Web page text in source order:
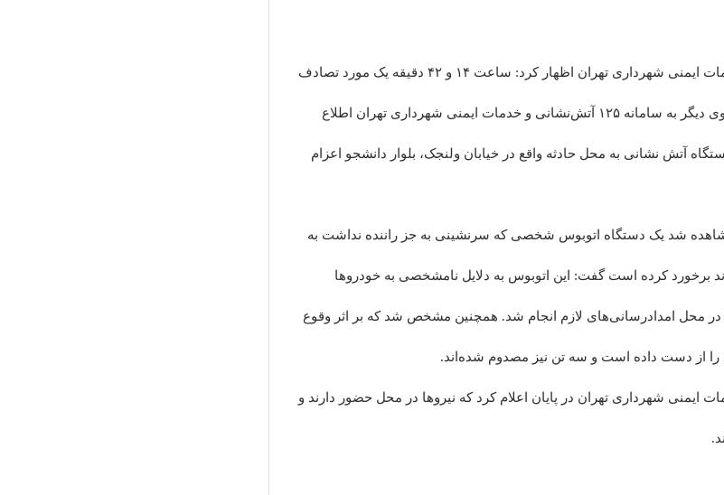
سخنگوی سازمان آتش‌نشانی و خدمات ایمنی شهرداری تهران اظهار کرد: ساعت ۱۴ و ۴۲ دقیقه یک مورد تصادف
بین یک دستگاه اتوبوس و چند خودروی دیگر به سامانه ۱۲۵ آتش‌نشانی و خدمات ایمنی شهرداری تهران اطلاع
آتش نشانی به محل حادثه واقع در خیابان ولنجک، بلوار دانشجو اعزام
مشاهده شد یک دستگاه اتوبوس شخصی که سرنشینی به جز راننده نداشت به
برخورد کرده است گفت: این اتوبوس به دلایل نامشخصی به خودرو‌ها
در محل امدادرسانی‌های لازم انجام شد. همچنین مشخص شد که بر اثر وقوع
شهرداری تهران در پایان اعلام کرد که نیرو‌ها در محل حضور دارند و